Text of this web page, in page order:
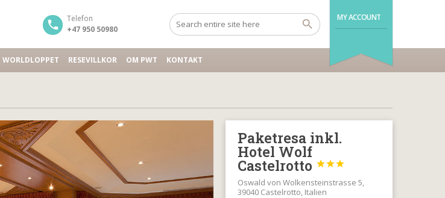
MY ACCOUNT
Telefon
+47 950 50980
WORLDLOPPET RESEVILLKOR OM PWT KONTAKT
Paketresa inkl.
Hotel Wolf
Castelrotto 


Oswald von Wolkensteinstrasse 5,
39040 Castelrotto, Italien